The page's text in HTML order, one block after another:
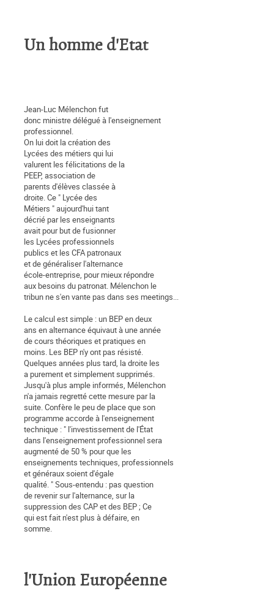
Un homme d'Etat
Jean-Luc Mélenchon fut
donc ministre délégué à l'enseignement
professionnel.
On lui doit la création des
Lycées des métiers qui lui
valurent les félicitations de la
PEEP, association de
parents d'élèves classée à
droite. Ce " Lycée des
Métiers " aujourd'hui tant
décrié par les enseignants
avait pour but de fusionner
les Lycées professionnels
publics et les CFA patronaux
et de généraliser l'alternance
école-entreprise, pour mieux répondre
aux besoins du patronat. Mélenchon le
tribun ne s'en vante pas dans ses meetings...
Le calcul est simple : un BEP en deux
ans en alternance équivaut à une année
de cours théoriques et pratiques en
moins. Les BEP n'y ont pas résisté.
Quelques années plus tard, la droite les
a purement et simplement supprimés.
Jusqu'à plus ample informés, Mélenchon
n'a jamais regretté cette mesure par la
suite. Confère le peu de place que son
programme accorde à l'enseignement
technique : " l'investissement de l'État
dans l'enseignement professionnel sera
augmenté de 50 % pour que les
enseignements techniques, professionnels
et généraux soient d'égale
qualité. " Sous-entendu : pas question
de revenir sur l'alternance, sur la
suppression des CAP et des BEP ; Ce
qui est fait n'est plus à défaire, en
somme.
l'Union Européenne